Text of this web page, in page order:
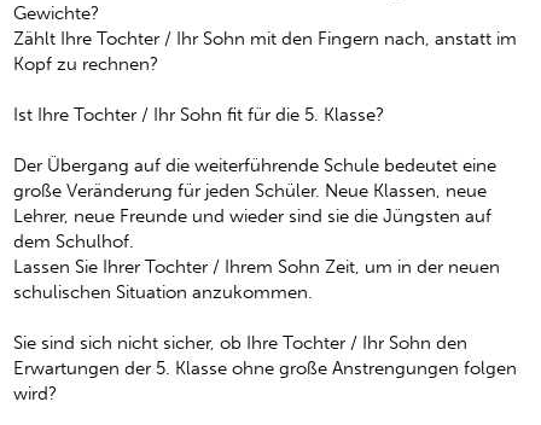
Gewichte?
Zählt Ihre Tochter / Ihr Sohn mit den Fingern nach, anstatt im
Kopf zu rechnen?
Ist Ihre Tochter / Ihr Sohn fit für die 5. Klasse?
Der Übergang auf die weiterführende Schule bedeutet eine
große Veränderung für jeden Schüler. Neue Klassen, neue
Lehrer, neue Freunde und wieder sind sie die Jüngsten auf
dem Schulhof.
Lassen Sie Ihrer Tochter / Ihrem Sohn Zeit, um in der neuen
schulischen Situation anzukommen.
Sie sind sich nicht sicher, ob Ihre Tochter / Ihr Sohn den
Erwartungen der 5. Klasse ohne große Anstrengungen folgen
wird?